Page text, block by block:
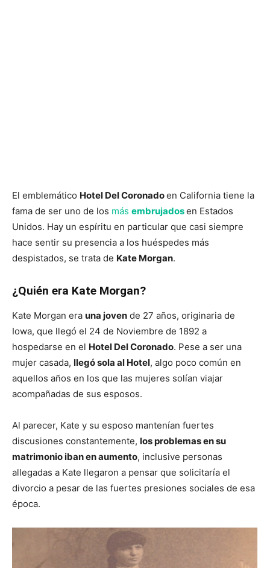
El emblemático Hotel Del Coronadoen California tiene la
fama de ser uno de los más embrujadosen Estados
Unidos. Hay un espíritu en particular que casi siempre
hace sentir su presencia a los huéspedes más
despistados, se trata de Kate Morgan.
¿Quién era Kate Morgan?
Kate Morgan era una joven de 27 años, originaria de
Iowa, que llegó el 24 de Noviembre de 1892 a
hospedarse en el Hotel Del Coronado. Pese a ser una
mujer casada, llegó sola al Hotel, algo poco común en
aquellos años en los que las mujeres solían viajar
acompañadas de sus esposos.
Al parecer, Kate y su esposo mantenían fuertes
discusiones constantemente, los problemas en su
matrimonio iban en aumento, inclusive personas
allegadas a Kate llegaron a pensar que solicitaría el
divorcio a pesar de las fuertes presiones sociales de esa
época.